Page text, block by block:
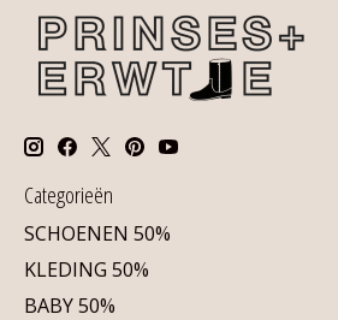
Categorieën
SCHOENEN 50%
KLEDING 50%
BABY 50%